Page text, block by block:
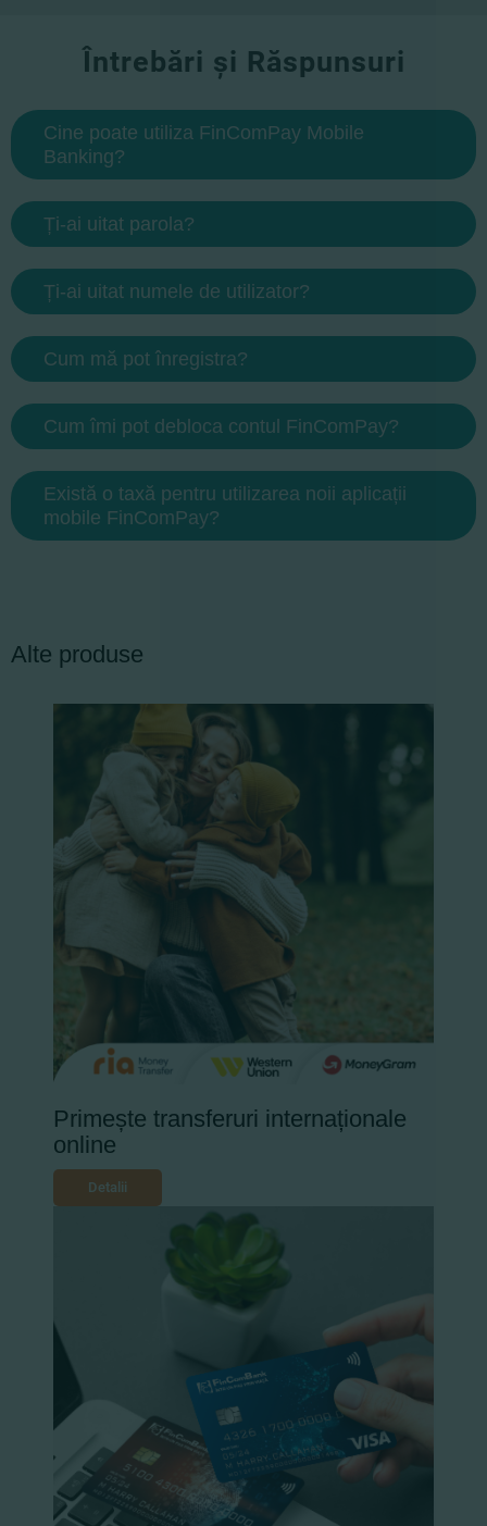
Întrebări și Răspunsuri
Cine poate utiliza FinComPay Mobile
Banking?
Ți-ai uitat parola?
Ți-ai uitat numele de utilizator?
Cum mă pot înregistra?
Cum îmi pot debloca contul FinComPay?
Există o taxă pentru utilizarea noii aplicații
mobile FinComPay?
Alte produse
Primește transferuri internaționale
online
Detalii